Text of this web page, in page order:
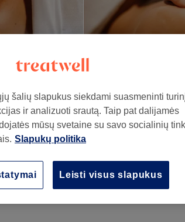
masažas
šalių slapukus siekdami suasmeninti
ir analizuoti srautą. Taip pat dalijamės
mūsų svetaine su savo socialinių
Slapukų politika
Leisti visus slapukus